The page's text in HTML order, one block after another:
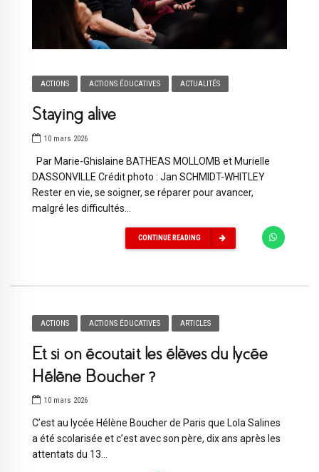
ACTIONS ACTIONS ÉDUCATIVES ACTUALITÉS
Staying alive
10 mars 2026
Par Marie-Ghislaine BATHEAS MOLLOMB et Murielle
DASSONVILLE Crédit photo : Jan SCHMIDT-WHITLEY
Rester en vie, se soigner, se réparer pour avancer,
malgré les difficultés...
CONTINUE READING
ACTIONS ACTIONS ÉDUCATIVES ARTICLES
Et si on écoutait les élèves du lycée
Hélène Boucher ?
10 mars 2026
C’est au lycée Hélène Boucher de Paris que Lola Salines
a été scolarisée et c’est avec son père, dix ans après les
attentats du 13...